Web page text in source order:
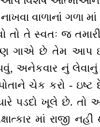
વાળાનાંં ગળા
તો તે સ્વતઃ જ
ગાએ છે તેમ આપ
અનેકવાર નું લેવાનું
ચેક કરો - ઇષ્ટ
પડદો ખૂલે છે. તો આપ
માં રાજી